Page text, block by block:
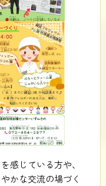
感じている方や、
かな交流の場づく